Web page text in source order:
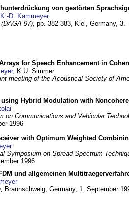
von gestörten
K.-D. Kammeyer
97), pp. 382-383, Kiel, Germany, 3.
for Speech Enhancement in
, K.U. Simmer
meeting of the Acoustical Society of
using Hybrid Modulation with
on Communications and Vehicular
1996
with Optimum Weighted
Symposium on Spread Spectrum
1996
und allgemeinen
Braunschweig, Germany, 1. September